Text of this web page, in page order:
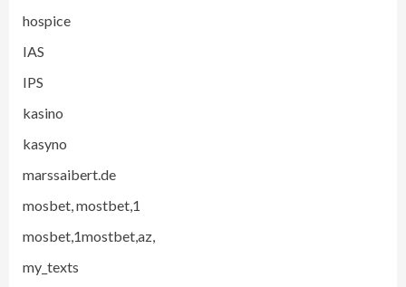
hospice
IAS
IPS
kasino
kasyno
marssaibert.de
mosbet, mostbet,1
mosbet,1mostbet,az,
my_texts